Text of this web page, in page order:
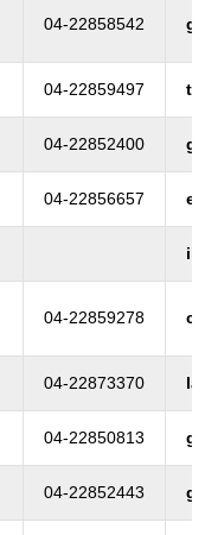
04-22858542
04-22859497
04-22852400
04-22856657
04-22859278
04-22873370
04-22850813
04-22852443